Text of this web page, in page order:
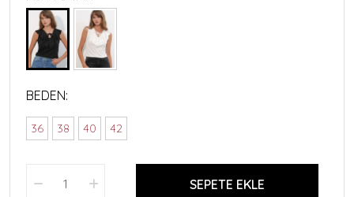
BEDEN:
36 38 40 42
SEPETE EKLE